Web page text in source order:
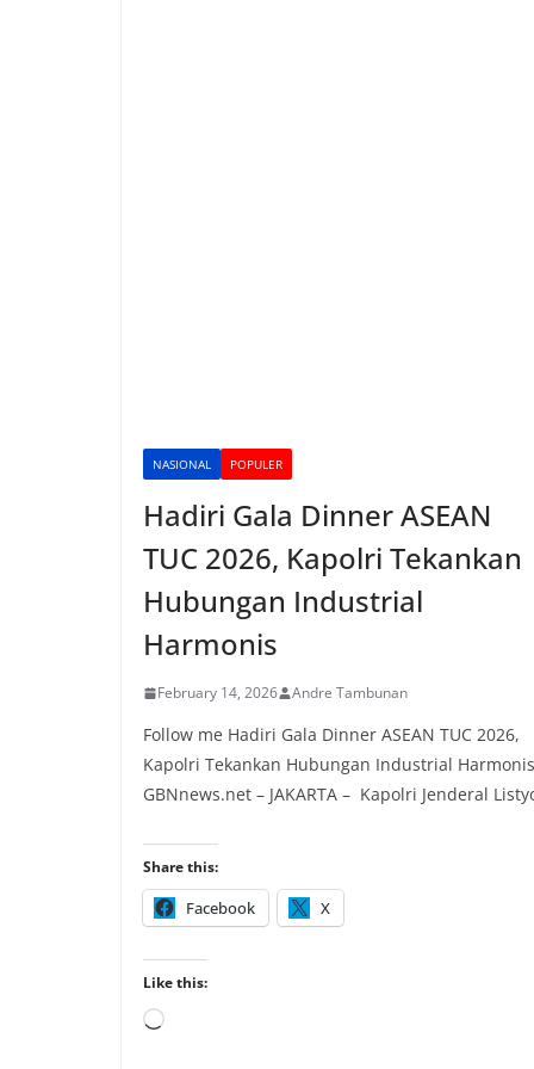
NASIONAL POPULER
Hadiri Gala Dinner ASEAN
TUC 2026, Kapolri Tekankan
Hubungan Industrial
Harmonis
February 14, 2026 Andre Tambunan
Follow me Hadiri Gala Dinner ASEAN TUC 2026,
Kapolri Tekankan Hubungan Industrial Harmonis
GBNnews.net – JAKARTA – Kapolri Jenderal
Share this:
Facebook X
Like this:
Loading…